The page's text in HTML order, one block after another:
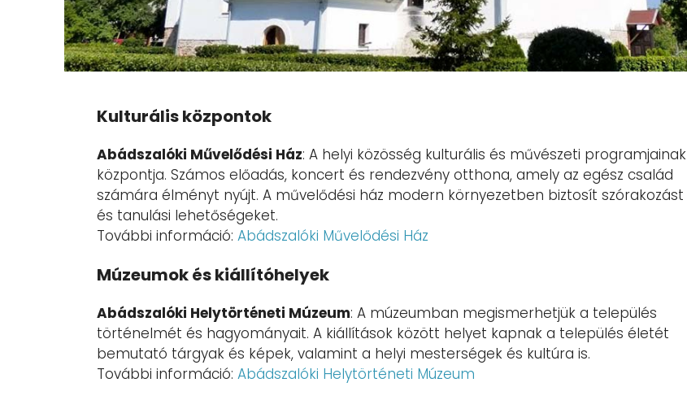
Kulturális központok
Abádszalóki Művelődési Ház: A helyi közösség kulturális és művészeti programjainak
központja. Számos előadás, koncert és rendezvény otthona, amely az egész család
számára élményt nyújt. A művelődési ház modern környezetben biztosít szórakozást
és tanulási lehetőségeket.
További információ: Abádszalóki Művelődési Ház
Múzeumok és kiállítóhelyek
Abádszalóki Helytörténeti Múzeum: A múzeumban megismerhetjük a település
történelmét és hagyományait. A kiállítások között helyet kapnak a település életét
bemutató tárgyak és képek, valamint a helyi mesterségek és kultúra is.
További információ: Abádszalóki Helytörténeti Múzeum